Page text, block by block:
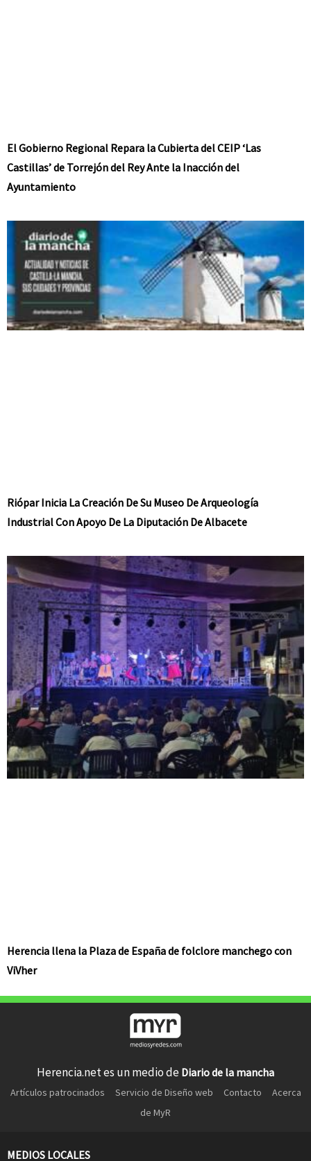
El Gobierno Regional Repara la Cubierta del CEIP ‘Las
Castillas’ de Torrejón del Rey Ante la Inacción del
Ayuntamiento
Riópar Inicia La Creación De Su Museo De Arqueología
Industrial Con Apoyo De La Diputación De Albacete
Herencia llena la Plaza de España de folclore manchego con
ViVher
Herencia.net es un medio de Diario de la mancha
Artículos patrocinados Servicio de Diseño web Contacto
Acerca
de MyR
MEDIOS LOCALES